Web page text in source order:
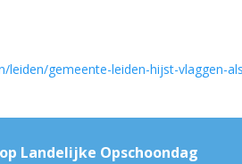
leiden/gemeente-leiden-hijst-vlaggen-
Landelijke Opschoondag